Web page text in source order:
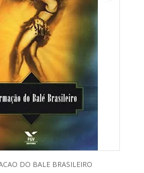
DO BALE BRASILEIRO